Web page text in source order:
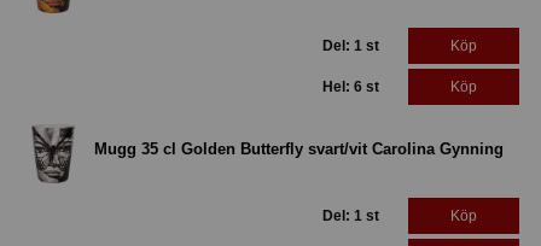
Del: 1 st Köp
Hel: 6 st Köp
Mugg 35 cl Golden Butterfly svart/vit Carolina Gynning
Del: 1 st Köp